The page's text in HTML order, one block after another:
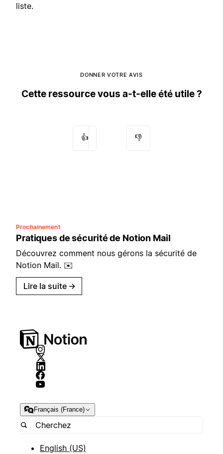
liste.
DONNER VOTRE AVIS
Cette ressource vous a-t-elle été utile ?
👍 👎
Prochainement
Pratiques de sécurité de Notion Mail
Découvrez comment nous gérons la sécurité de
Notion Mail. ✉️
Lire la suite →
Français (France)
English (US)